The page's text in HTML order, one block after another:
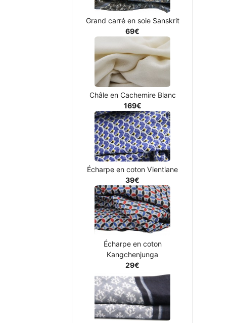
Grand carré en soie Sanskrit
69€
Châle en Cachemire Blanc
169€
Écharpe en coton Vientiane
39€
Écharpe en coton
Kangchenjunga
29€